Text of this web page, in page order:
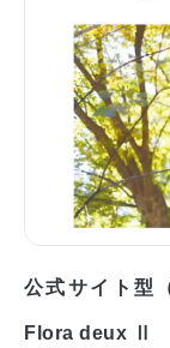
公式サイト型
Flora deux Ⅱ